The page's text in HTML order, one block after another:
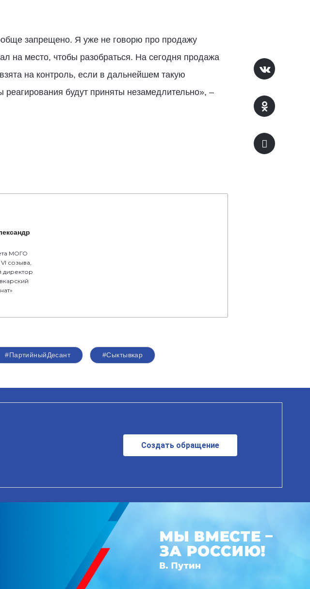
запрещено. Я уже не говорю про продажу
на место, чтобы разобраться. На сегодня продажа
на контроль, если в дальнейшем такую
будут приняты незамедлительно», –
МОГО
созыва,
директор
#ПартийныйДесант #Сыктывкар
Создать обращение